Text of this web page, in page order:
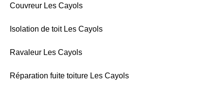
Couvreur Les Cayols
Isolation de toit Les Cayols
Ravaleur Les Cayols
Réparation fuite toiture Les Cayols